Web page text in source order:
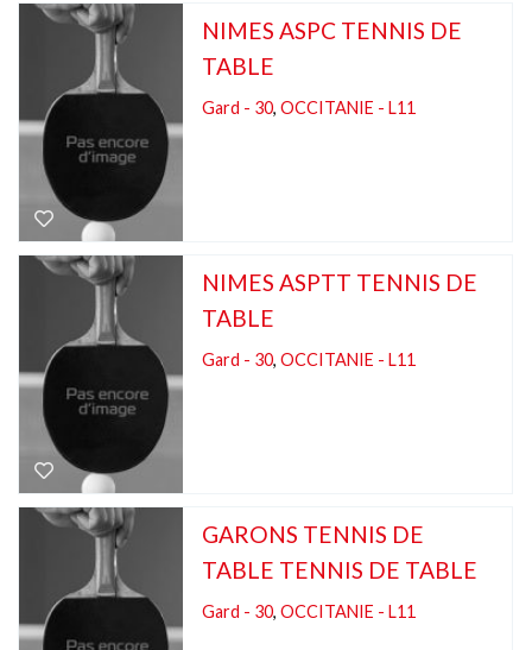
NIMES ASPC TENNIS DE
TABLE
Gard - 30,OCCITANIE - L11
NIMES ASPTT TENNIS DE
TABLE
Gard - 30,OCCITANIE - L11
GARONS TENNIS DE
TABLE TENNIS DE TABLE
Gard - 30,OCCITANIE - L11